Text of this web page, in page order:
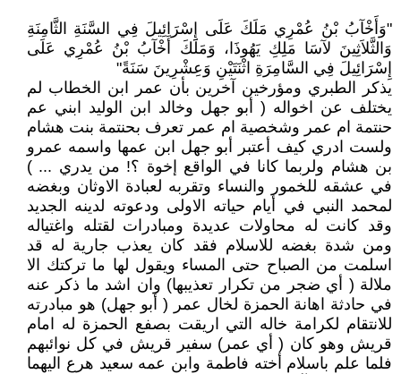
"وَأَخْآبُ بْنُ عُمْرِي مَلَكَ عَلَى إِسْرَائِيلَ فِي السَّنَةِ الثَّامِنَةِ
وَالثَّلاَثِينَ لآسَا مَلِكِ يَهُوذَا، وَمَلَكَ أَخْآبُ بْنُ عُمْرِي عَلَى
إِسْرَائِيلَ فِي السَّامِرَةِ اثْنَتَيْنِ وَعِشْرِينَ سَنَةً"
يذكر الطبري ومؤرخين آخرين بأن عمر ابن الخطاب لم
يختلف عن اخواله ( أبو جهل وخالد ابن الوليد ابني عم
حنتمة ام عمر وشخصية ام عمر تعرف بحنتمة بنت هشام
ولست ادري كيف أعتبر أبو جهل ابن عمها واسمه عمرو
بن هشام ولربما كانا في الواقع إخوة ؟! من يدري ... )
في عشقه للخمور والنساء وتقربه لعبادة الاوثان وبغضه
لمحمد النبي في أيام حياته الاولى ودعوته لدينه الجديد
وقد كانت له محاولات عديدة ومبادرات لقتله واغتياله
ومن شدة بغضه للاسلام فقد كان يعذب جارية له قد
اسلمت من الصباح حتى المساء ويقول لها ما تركتك الا
ملالة ( أي ضجر من تكرار تعذيبها) وان اشد ما ذكر عنه
في حادثة اهانة الحمزة لخال عمر ( أبو جهل) هو مبادرته
للانتقام لكرامة خاله التي اريقت بصفع الحمزة له امام
قريش وهو كان ( أي عمر) سفير قريش في كل نوائبهم
فلما علم باسلام أخته فاطمة وابن عمه سعيد هرع اليهما